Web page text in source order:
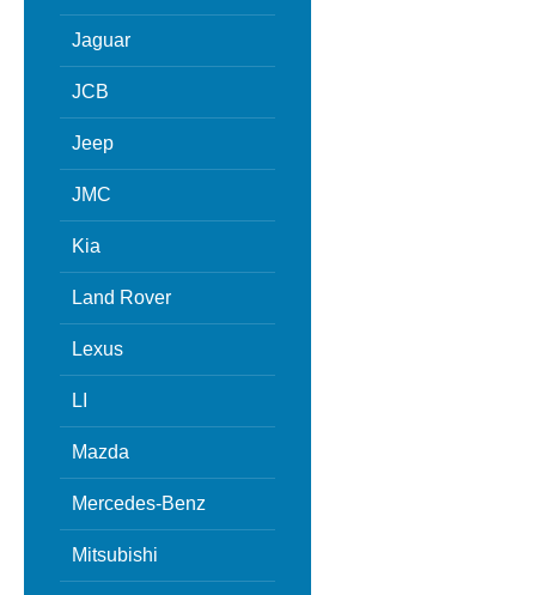
Jaguar
JCB
Jeep
JMC
Kia
Land Rover
Lexus
LI
Mazda
Mercedes-Benz
Mitsubishi